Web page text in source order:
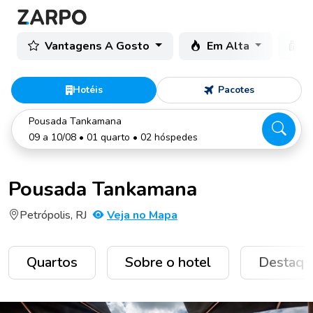
Vantagens A Gosto Em Alta
Hotéis Pacotes
Pousada Tankamana
09 a 10/08 • 01 quarto • 02 hóspedes
Pousada Tankamana
Petrópolis, RJ Veja no Mapa
Quartos Sobre o hotel